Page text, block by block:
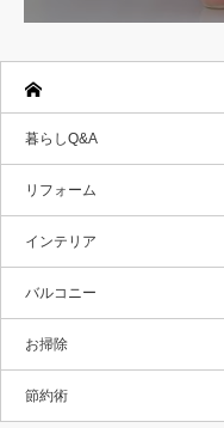
暮らしQ&A
リフォーム
インテリア
バルコニー
お掃除
節約術